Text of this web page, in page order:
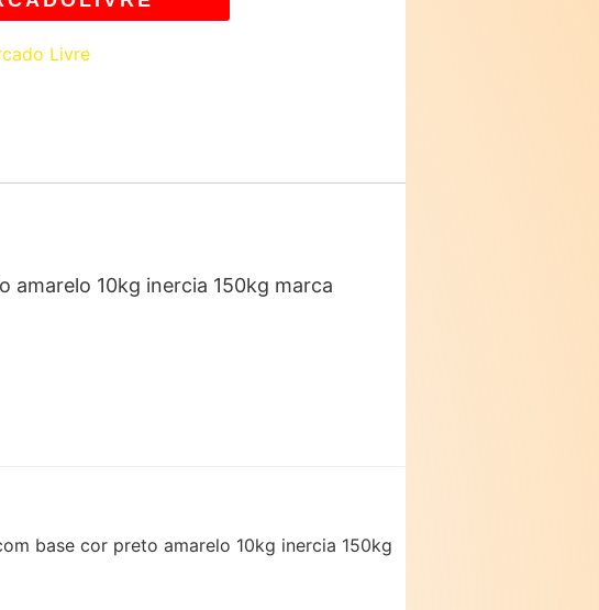
Livre
amarelo 10kg inercia 150kg marca
base cor preto amarelo 10kg inercia 150kg